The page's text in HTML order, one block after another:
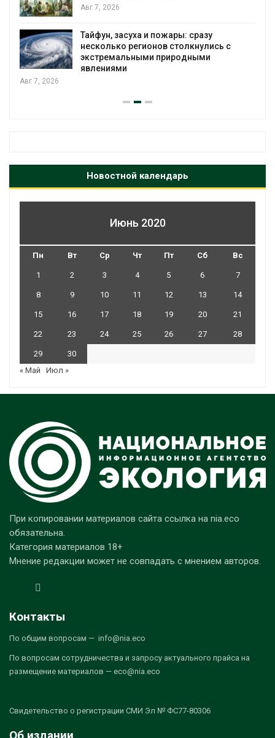
Авг 7, 2026
Тайфун, засуха и пожары: сразу
несколько регионов столкнулись с
экстремальными природными
явлениями
Авг 7, 2026
Новостной календарь
Июнь 2020
Пн Вт Ср Чт Пт Сб Вс
1 2 3 4 5 6 7
8 9 10 11 12 13 14
15 16 17 18 19 20 21
22 23 24 25 26 27 28
29
30
« Май
Июл »
При копировании материалов сайта ссылка на nia.eco
обязательна.
Категория материалов 18+
Мнение редакции может не совпадать с мнением авторов.
Контакты
По общим вопросам — info@nia.eco
По вопросам сотрудничества и запросу актуального прайса на
размещение материалов — eco@nia.eco
Свидетельство о регистрации СМИ Эл № ФС77-80306
Об издании